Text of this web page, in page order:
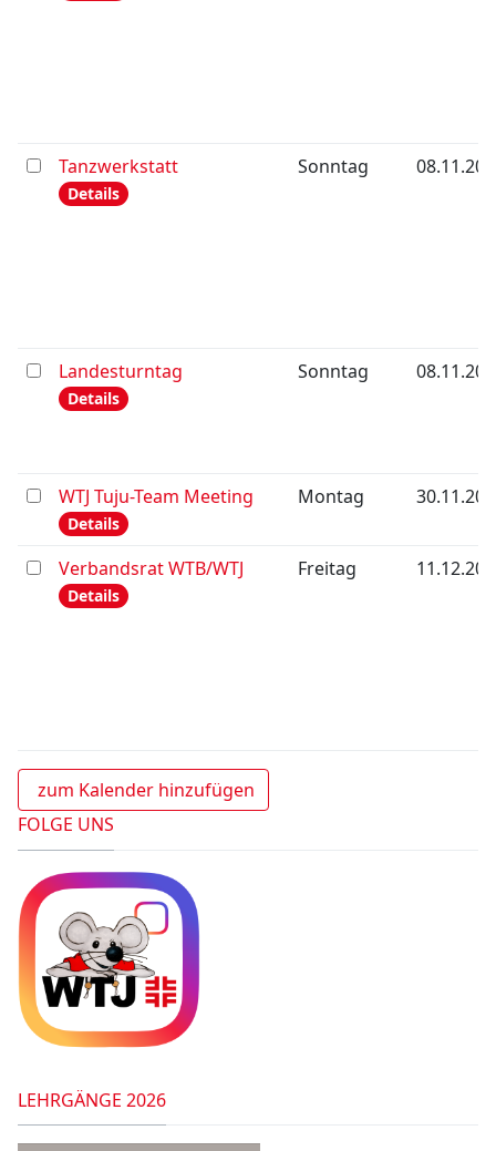
Tanzwerkstatt
Details
Sonntag
Landesturntag
Details
Sonntag
WTJ Tuju-Team Meeting
Details
Montag
Verbandsrat WTB/WTJ
Details
Freitag
zum Kalender hinzufügen
FOLGE UNS
LEHRGÄNGE 2026